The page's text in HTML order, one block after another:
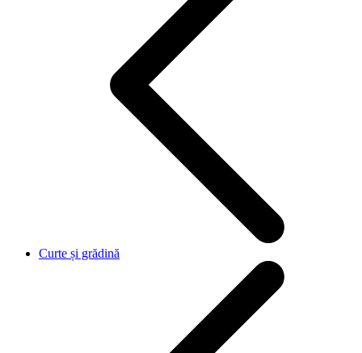
Curte și grădină